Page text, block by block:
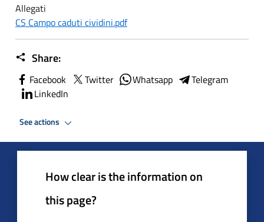
Allegati
CS Campo caduti cividini.pdf
Share:
Facebook Twitter Whatsapp
Telegram
LinkedIn
See actions
How clear is the information on
this page?